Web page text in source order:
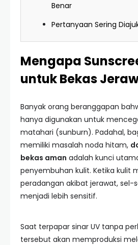
Benar
Pertanyaan Sering
Mengapa
untuk Bekas
Banyak orang beranggapan
hanya digunakan untuk
matahari (sunburn). Padahal,
memiliki masalah noda hitam,
bekas aman adalah kunci
penyembuhan kulit. Ketika kulit
peradangan akibat jerawat, sel-
menjadi lebih sensitif.
Saat terpapar sinar UV tanpa
tersebut akan memproduksi